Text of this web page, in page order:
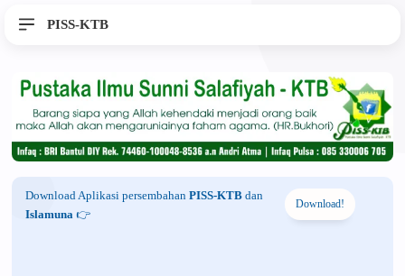
PISS-KTB
Download Aplikasi persembahan PISS-KTB dan
Islamuna 👉
Download!